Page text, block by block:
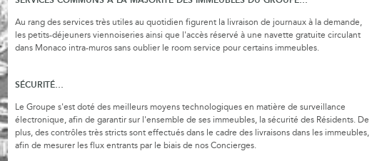
Au rang des services très utiles au quotidien figurent la livraison de journaux à la demande,
les petits-déjeuners viennoiseries ainsi que l'accès réservé à une navette gratuite circulant
dans Monaco intra-muros sans oublier le room service pour certains immeubles.
SÉCURITÉ…
Le Groupe s'est doté des meilleurs moyens technologiques en matière de surveillance
électronique, afin de garantir sur l'ensemble de ses immeubles, la sécurité des Résidents. De
plus, des contrôles très stricts sont effectués dans le cadre des livraisons dans les immeubles,
afin de mesurer les flux entrants par le biais de nos Concierges.